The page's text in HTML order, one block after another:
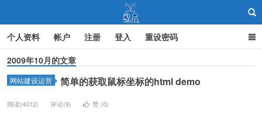
个人资料 帐户 注册 登入
重设密码
2009年10月的文章
网站建设运营 简单的获取鼠标坐标的html demo
阅读(4012) 评论(9) 赞 (0)